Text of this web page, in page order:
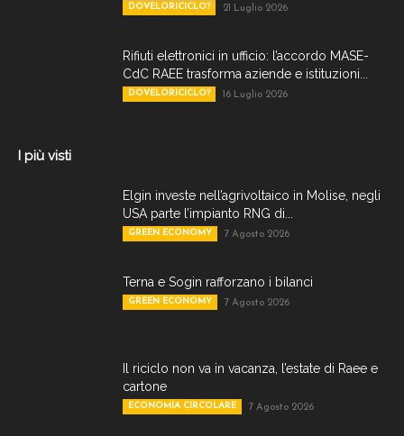
DOVELORICICLO? 21 Luglio 2026
Rifiuti elettronici in ufficio: l’accordo MASE-
CdC RAEE trasforma aziende e istituzioni...
DOVELORICICLO? 16 Luglio 2026
I più visti
Elgin investe nell’agrivoltaico in Molise, negli
USA parte l’impianto RNG di...
GREEN ECONOMY 7 Agosto 2026
Terna e Sogin rafforzano i bilanci
GREEN ECONOMY 7 Agosto 2026
Il riciclo non va in vacanza, l’estate di Raee e
cartone
ECONOMIA CIRCOLARE 7 Agosto 2026